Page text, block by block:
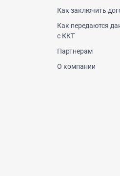
Как заключить
Как передаются
с ККТ
Партнерам
О компании